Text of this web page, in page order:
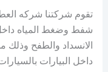
تقوم شركتنا شركه
شفط وضغط المياه
الانسداد والطفح وذلك
داخل البيارات